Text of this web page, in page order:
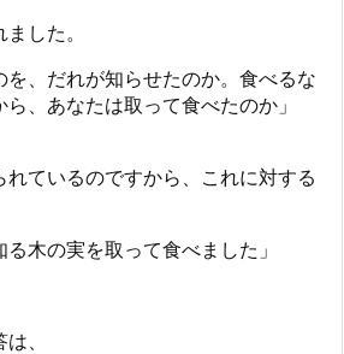
した。
を、だれが知らせたのか。食べるな
、あなたは取って食べたのか」
ているのですから、これに対する
る木の実を取って食べました」
、